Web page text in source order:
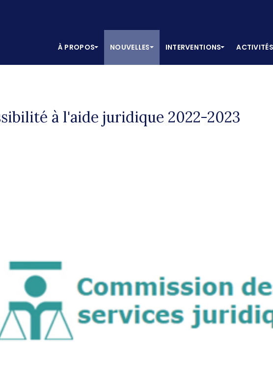
À PROPOS NOUVELLES INTERVENTIONS ACTIVITÉS
à l'aide juridique 2022-2023